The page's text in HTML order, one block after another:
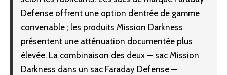
Defense offrent une option d’entrée de gamme
convenable ; les produits Mission Darkness
présentent une atténuation documentée plus
élevée. La combinaison des deux — sac Mission
Darkness dans un sac Faraday Defense —